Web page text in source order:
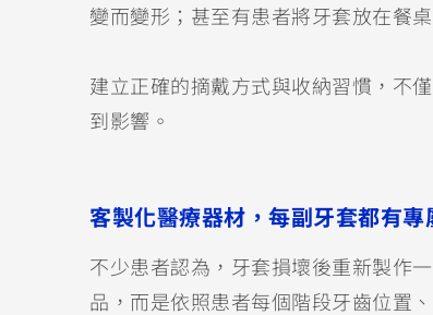
變而變形；甚至有患者將牙套放在餐
建立正確的摘戴方式與收納習慣，不
到影響。
客製化醫療器材，每副牙套都有專
不少患者認為，牙套損壞後重新製作
品，而是依照患者每個階段牙齒位置